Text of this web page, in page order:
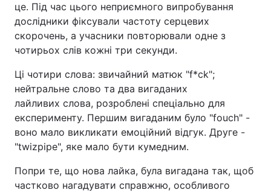
це. Під час цього неприємного випробування
дослідники фіксували частоту серцевих
скорочень, а учасники повторювали одне з
чотирьох слів кожні три секунди.
Ці чотири слова: звичайний матюк "f*ck";
нейтральне слово ​​та два вигаданих
лайливих слова, розроблені спеціально для
експерименту. Першим вигаданим було "fouch" -
воно мало викликати емоційний відгук. Друге -
"twizpipe", яке мало бути кумедним.
Попри те, що нова лайка, була вигадана так, щоб
частково нагадувати справжню, особливого